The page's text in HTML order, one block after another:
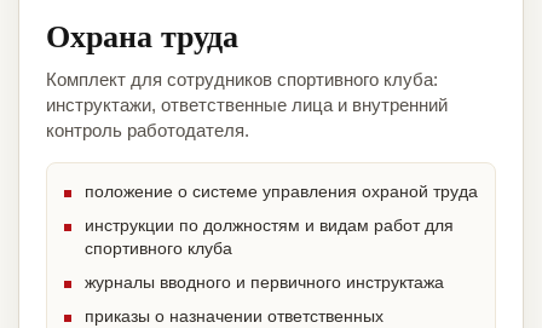
Охрана труда
Комплект для сотрудников спортивного клуба:
инструктажи, ответственные лица и внутренний
контроль работодателя.
положение о системе управления охраной труда
инструкции по должностям и видам работ для
спортивного клуба
журналы вводного и первичного инструктажа
приказы о назначении ответственных